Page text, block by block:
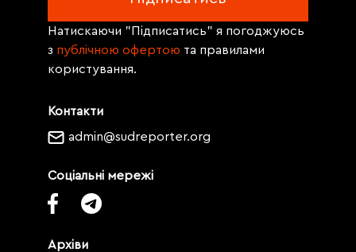
Контакти
admin@sudreporter.org
Соціальні мережі
Архіви
Натискаючи "Підписатись" я погоджуюсь
з публічною офертою та правилами
користування.